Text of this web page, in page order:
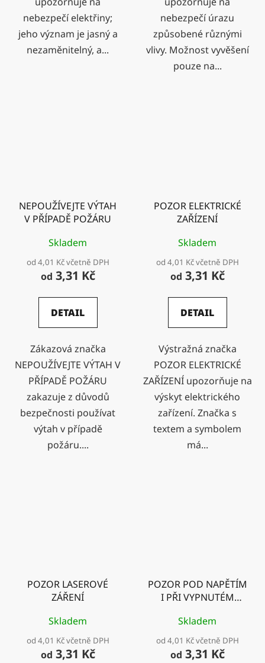
nebezpečí elektřiny;
jeho význam je jasný a
nezaměnitelný, a...
nebezpečí úrazu
způsobené různými
vlivy. Možnost vyvěšení
pouze na...
NEPOUŽÍVEJTE VÝTAH
V PŘÍPADĚ POŽÁRU
Skladem
od 4,01 Kč včetně DPH
od 3,31 Kč
DETAIL
Zákazová značka
NEPOUŽÍVEJTE VÝTAH V
PŘÍPADĚ POŽÁRU
zakazuje z důvodů
bezpečnosti používat
výtah v případě
požáru....
POZOR ELEKTRICKÉ
ZAŘÍZENÍ
Skladem
od 4,01 Kč včetně DPH
od 3,31 Kč
DETAIL
Výstražná značka
POZOR ELEKTRICKÉ
ZAŘÍZENÍ upozorňuje na
výskyt elektrického
zařízení. Značka s
textem a symbolem
má...
POZOR LASEROVÉ
ZÁŘENÍ
Skladem
od 4,01 Kč včetně DPH
od 3,31 Kč
POZOR POD NAPĚTÍM
I PŘI VYPNUTÉM
Skladem
od 4,01 Kč včetně DPH
od 3,31 Kč